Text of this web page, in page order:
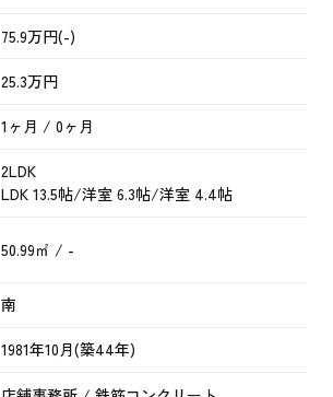
75.9万円(-)
25.3万円
1ヶ月 / 0ヶ月
2LDK
LDK 13.5帖/洋室 6.3帖/洋室 4.4帖
50.99㎡ / -
南
1981年10月(築44年)